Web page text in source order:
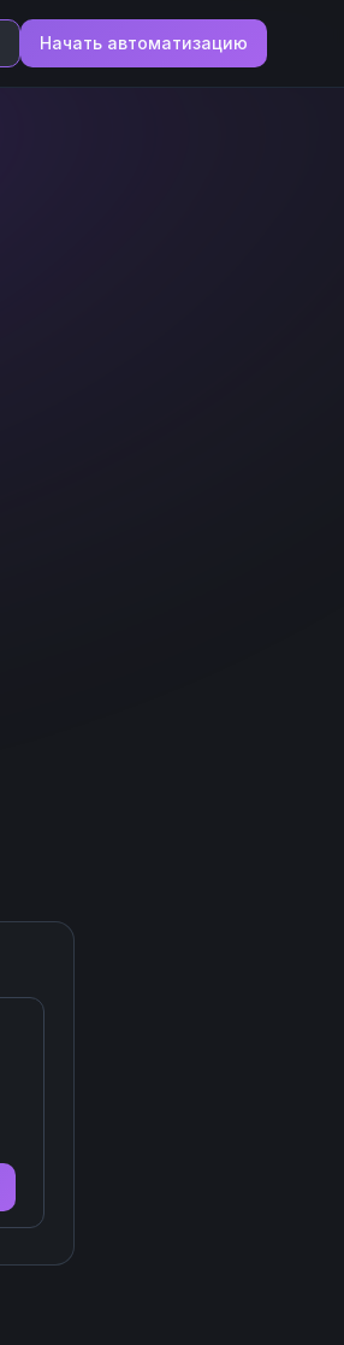
Начать автоматизацию